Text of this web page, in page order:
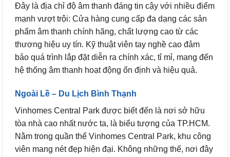
Đây là địa chỉ độ âm thanh đáng tin cậy với nhiều điểm
mạnh vượt trội: Cửa hàng cung cấp đa dạng các sản
phẩm âm thanh chính hãng, chất lượng cao từ các
thương hiệu uy tín. Kỹ thuật viên tay nghề cao đảm
bảo quá trình lắp đặt diễn ra chính xác, tỉ mỉ, mang đến
hệ thống âm thanh hoạt động ổn định và hiệu quả.
Ngoài Lề – Du Lịch Bình Thạnh
Vinhomes Central Park được biết đến là nơi sở hữu
tòa nhà cao nhất nước ta, là biểu tượng của TP.HCM.
Nằm trong quần thể Vinhomes Central Park, khu công
viên mang nét đẹp hiện đại. Không những thế, nơi đây